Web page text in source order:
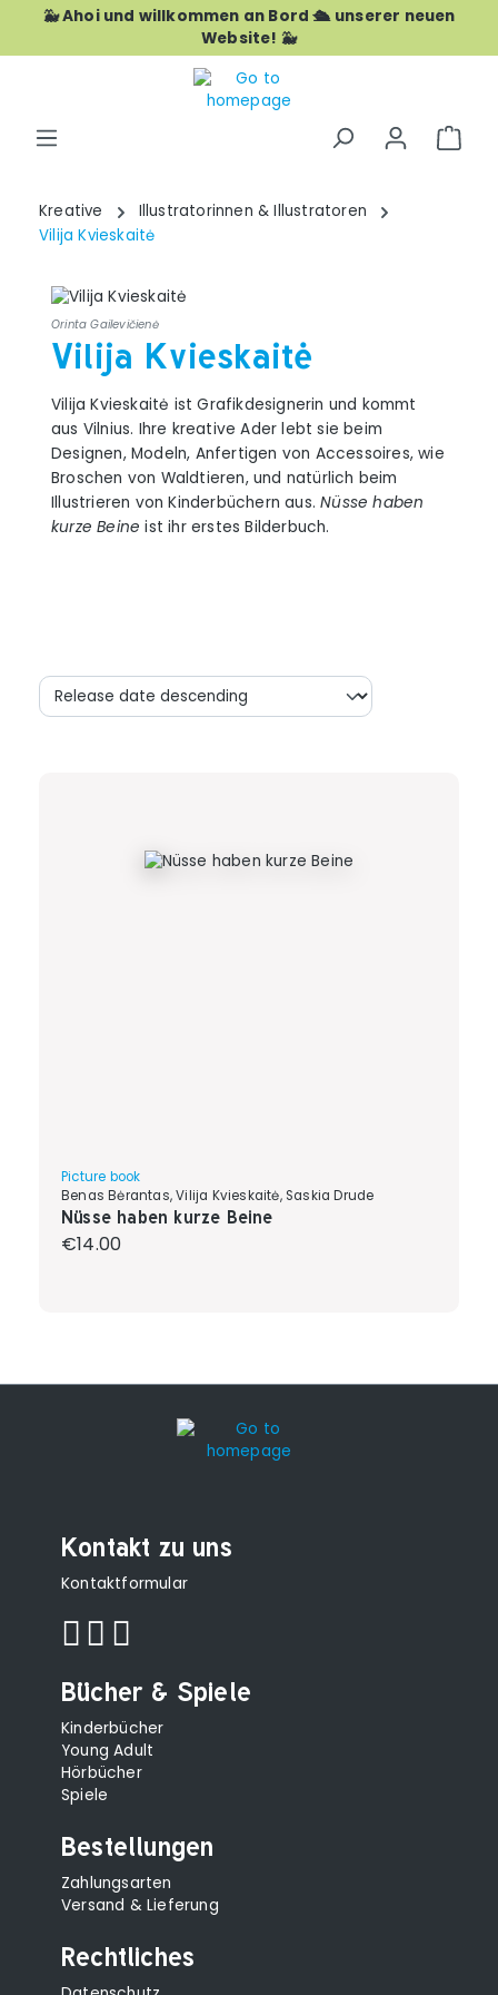
Skip to main content
🐳 Ahoi und willkommen an Bord 🛳️ unserer neuen
Website! 🐳
Kreative
Illustratorinnen & Illustratoren
Vilija Kvieskaitė
Orinta Gailevičienė
Vilija Kvieskaitė
Vilija Kvieskaitė ist Grafikdesignerin und kommt
aus Vilnius. Ihre kreative Ader lebt sie beim
Designen, Modeln, Anfertigen von Accessoires, wie
Broschen von Waldtieren, und natürlich beim
Illustrieren von Kinderbüchern aus.Nüsse haben
kurze Beine ist ihr erstes Bilderbuch.
Picture book
Benas Bėrantas, Vilija Kvieskaitė, Saskia Drude
Nüsse haben kurze Beine
Regular price:
€14.00
Kontakt zu uns
Kontaktformular
Bücher & Spiele
Kinderbücher
Young Adult
Hörbücher
Spiele
Bestellungen
Zahlungsarten
Versand & Lieferung
Rechtliches